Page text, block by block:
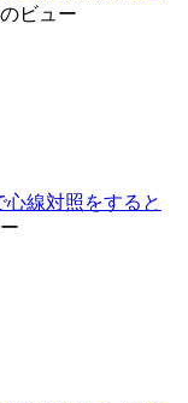
ビュー
心線対照をすると